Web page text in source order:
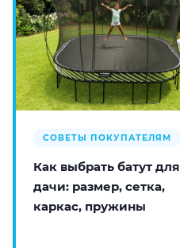
СОВЕТЫ ПОКУПАТЕЛЯМ
Как выбрать батут для
дачи: размер, сетка,
каркас, пружины